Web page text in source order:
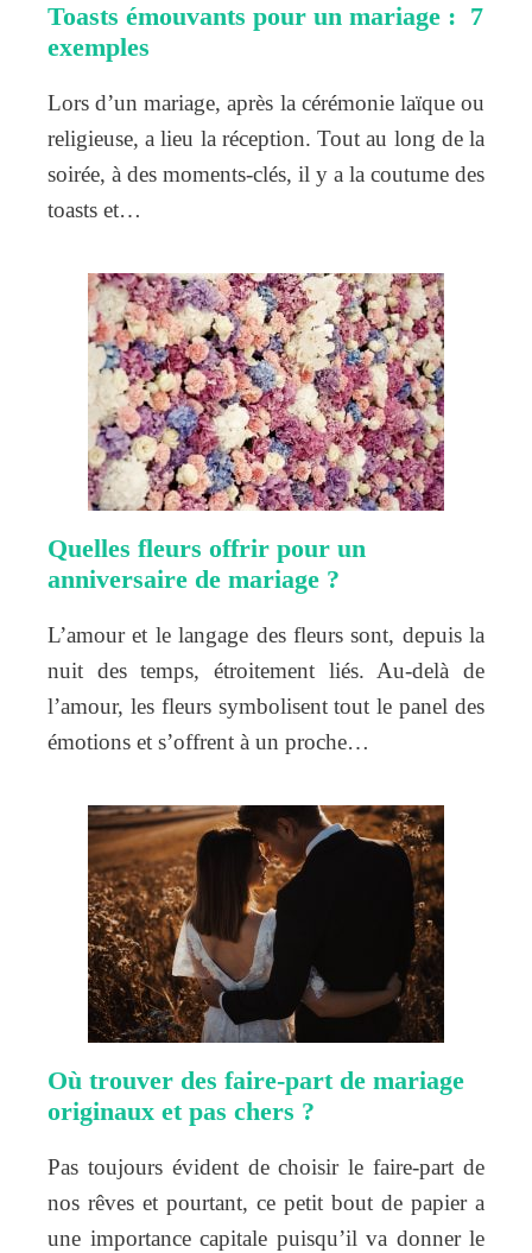
Toasts émouvants pour un mariage : 7
exemples
Lors d’un mariage, après la cérémonie laïque ou
religieuse, a lieu la réception. Tout au long de la
soirée, à des moments-clés, il y a la coutume des
toasts et…
Quelles fleurs offrir pour un
anniversaire de mariage ?
L’amour et le langage des fleurs sont, depuis la
nuit des temps, étroitement liés. Au-delà de
l’amour, les fleurs symbolisent tout le panel des
émotions et s’offrent à un proche…
Où trouver des faire-part de mariage
originaux et pas chers ?
Pas toujours évident de choisir le faire-part de
nos rêves et pourtant, ce petit bout de papier a
une importance capitale puisqu’il va donner le